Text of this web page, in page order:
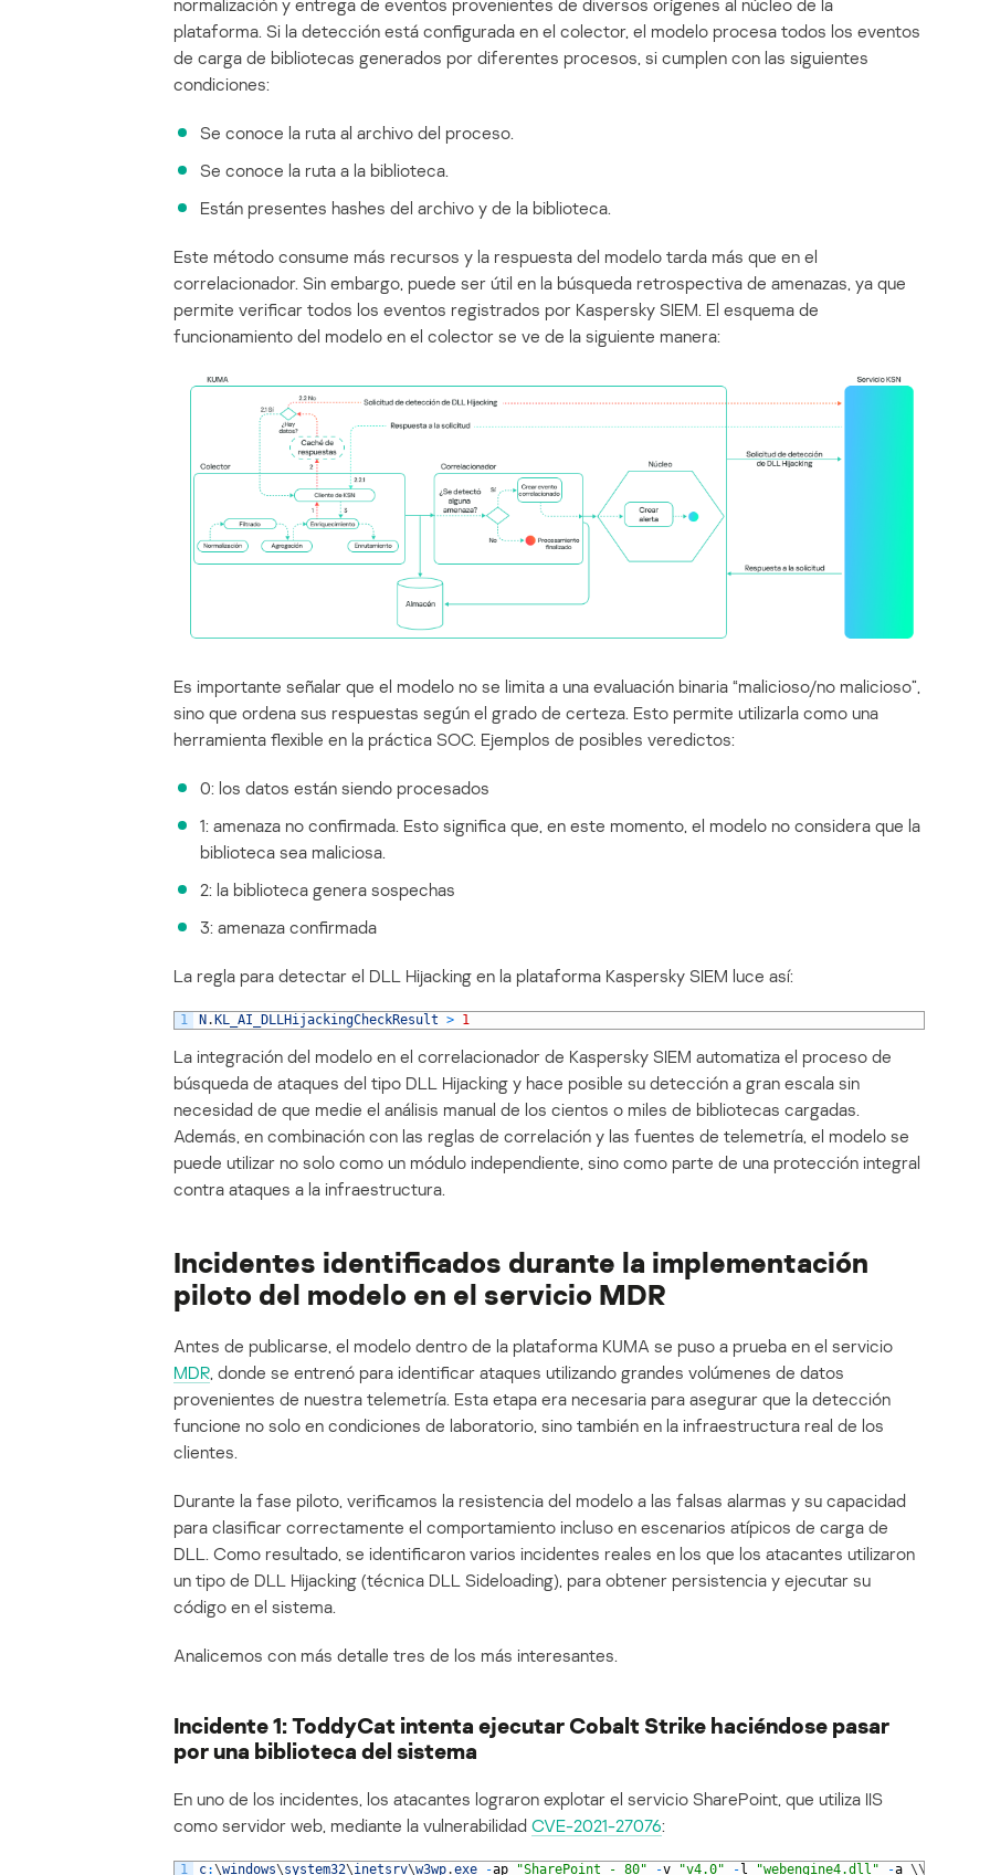
normalización y entrega de eventos provenientes de diversos orígenes al núcleo de la
plataforma. Si la detección está configurada en el colector, el modelo procesa todos los eventos
de carga de bibliotecas generados por diferentes procesos, si cumplen con las siguientes
condiciones:
Se conoce la ruta al archivo del proceso.
Se conoce la ruta a la biblioteca.
Están presentes hashes del archivo y de la biblioteca.
Este método consume más recursos y la respuesta del modelo tarda más que en el
correlacionador. Sin embargo, puede ser útil en la búsqueda retrospectiva de amenazas, ya que
permite verificar todos los eventos registrados por Kaspersky SIEM. El esquema de
funcionamiento del modelo en el colector se ve de la siguiente manera:
Es importante señalar que el modelo no se limita a una evaluación binaria “malicioso/no malicioso”,
sino que ordena sus respuestas según el grado de certeza. Esto permite utilizarla como una
herramienta flexible en la práctica SOC. Ejemplos de posibles veredictos:
0: los datos están siendo procesados
1: amenaza no confirmada. Esto significa que, en este momento, el modelo no considera que la
biblioteca sea maliciosa.
2: la biblioteca genera sospechas
3: amenaza confirmada
La regla para detectar el DLL Hijacking en la plataforma Kaspersky SIEM luce así:
1 N . KL_AI_DLLHijackingCheckResult > 1
La integración del modelo en el correlacionador de Kaspersky SIEM automatiza el proceso de
búsqueda de ataques del tipo DLL Hijacking y hace posible su detección a gran escala sin
necesidad de que medie el análisis manual de los cientos o miles de bibliotecas cargadas.
Además, en combinación con las reglas de correlación y las fuentes de telemetría, el modelo se
puede utilizar no solo como un módulo independiente, sino como parte de una protección integral
contra ataques a la infraestructura.
Incidentes identificados durante la implementación
piloto del modelo en el servicio MDR
Antes de publicarse, el modelo dentro de la plataforma KUMA se puso a prueba en el servicio
MDR, donde se entrenó para identificar ataques utilizando grandes volúmenes de datos
provenientes de nuestra telemetría. Esta etapa era necesaria para asegurar que la detección
funcione no solo en condiciones de laboratorio, sino también en la infraestructura real de los
clientes.
Durante la fase piloto, verificamos la resistencia del modelo a las falsas alarmas y su capacidad
para clasificar correctamente el comportamiento incluso en escenarios atípicos de carga de
DLL. Como resultado, se identificaron varios incidentes reales en los que los atacantes utilizaron
un tipo de DLL Hijacking (técnica DLL Sideloading), para obtener persistencia y ejecutar su
código en el sistema.
Analicemos con más detalle tres de los más interesantes.
Incidente 1: ToddyCat intenta ejecutar Cobalt Strike haciéndose pasar
por una biblioteca del sistema
En uno de los incidentes, los atacantes lograron explotar el servicio SharePoint, que utiliza IIS
como servidor web, mediante la vulnerabilidad CVE-2021-27076:
1 c:\windows\system32\inetsrv\w3wp.exe -ap "SharePoint - 80" -v "v4.0" - l "webengine4.dll" -a \\